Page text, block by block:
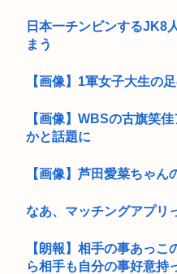
日本一チンビンするJK8
まう
【画像】1軍女子大生の
【画像】WBSの古旗笑
かと話題に
【画像】芦田愛菜ちゃん
なあ、マッチングアプリ
【朗報】相手の事あっ
ら相手も自分の事好意持